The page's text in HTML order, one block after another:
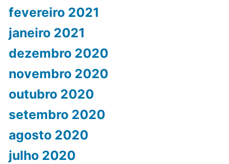
fevereiro 2021
janeiro 2021
dezembro 2020
novembro 2020
outubro 2020
setembro 2020
agosto 2020
julho 2020